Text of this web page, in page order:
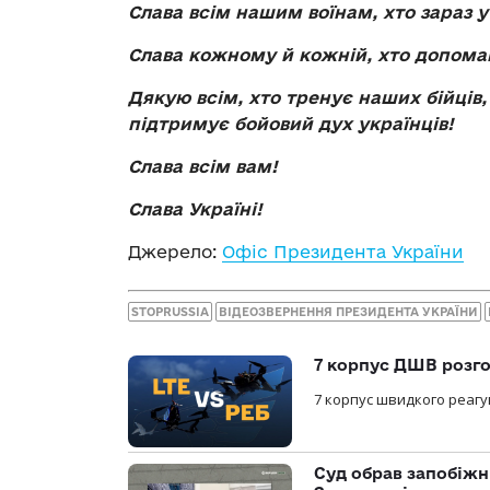
Слава всім нашим воїнам, хто зараз
Слава кожному й кожній, хто
Дякую всім, хто тренує наших бійців,
підтримує бойовий дух українців!
Слава всім вам!
Слава Україні!
Джерело: Офіс Президента України
STOPRUSSIA ВІДЕОЗВЕРНЕННЯ ПРЕЗИДЕНТА УКРАЇНИ
7 корпус ДШВ
7 корпус швидкого
Суд обрав